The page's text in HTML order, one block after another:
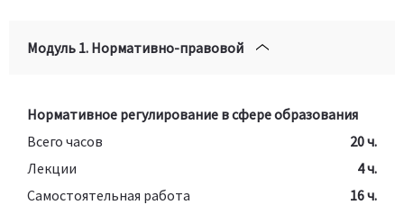
Модуль 1. Нормативно-правовой
Нормативное регулирование в сфере образования
Всего часов
20 ч.
Лекции
4 ч.
Самостоятельная работа
16 ч.